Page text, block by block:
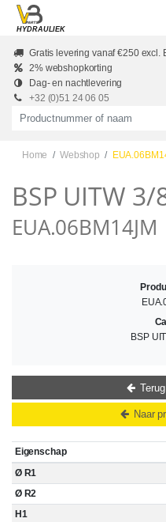
Skip to main content
HYDRAULIEK
Gratis levering vanaf €250 excl.
2% webshopkorting
Dag- en nachtlevering
+32 (0)51 24 06 05
Productnummer of naam
Home Webshop
BSP UITW 3/
EUA.06BM14JM
Eigenschap
Ø R1
Ø R2
H1
BSP
Naar